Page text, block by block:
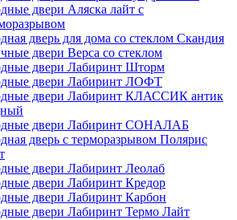
двери Аляска лайт с
дверь для дома со стеклом Скандия
двери Верса со стеклом
двери Лабиринт Шторм
двери Лабиринт ЛОФТ
двери Лабиринт КЛАССИК антик
двери Лабиринт СОНАЛАБ
дверь с терморазрывом Полярис
двери Лабиринт Леолаб
двери Лабиринт Кредор
двери Лабиринт Карбон
двери Лабиринт Термо Лайт